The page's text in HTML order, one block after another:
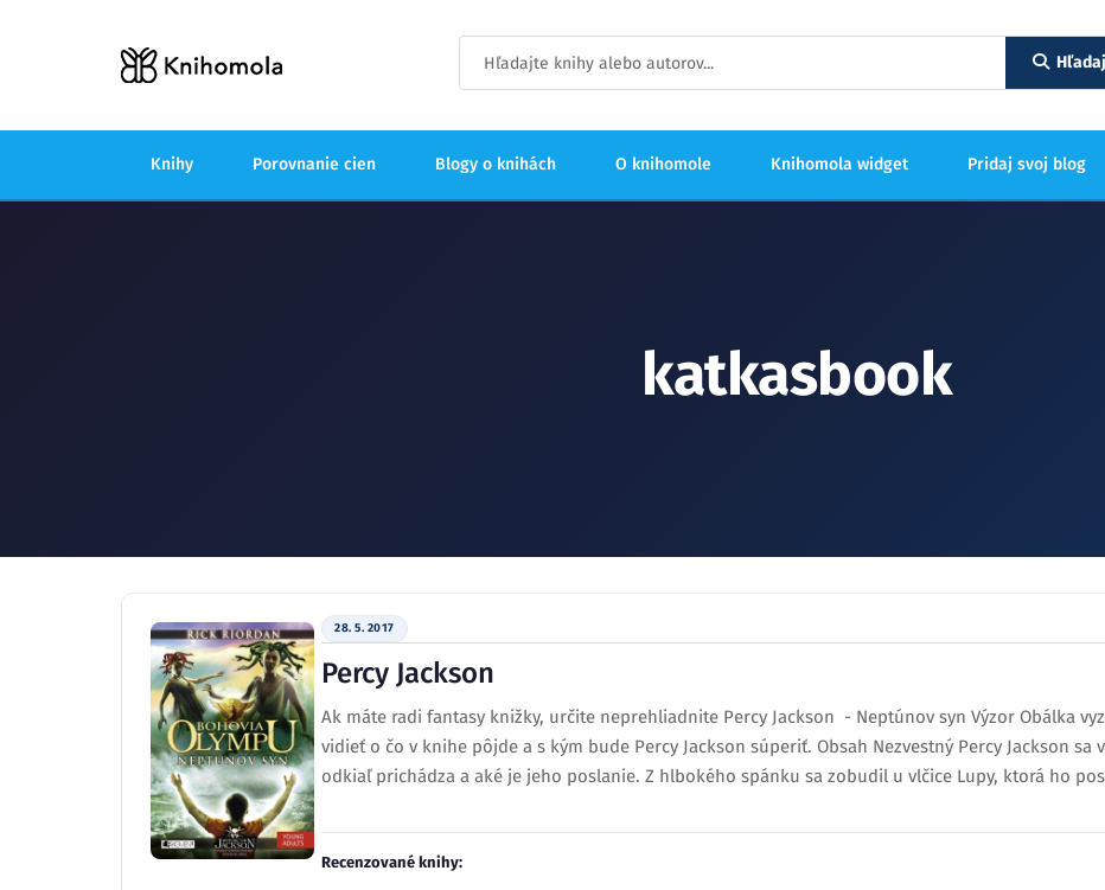
Hľadaj
Knihy Porovnanie cien Blogy o knihách O knihomole Knihomola widget Pridaj svoj blog
katkasbook
28. 5. 2017
Percy Jackson
Ak máte radi fantasy knižky, určite neprehliadnite Percy Jackson - Neptúnov syn Výzor Obálka
vidieť o čo v knihe pôjde a s kým bude Percy Jackson súperiť. Obsah Nezvestný Percy Jackson sa
odkiaľ prichádza a aké je jeho poslanie. Z hlbokého spánku sa zobudil u vlčice Lupy, ktorá ho
Recenzované knihy: